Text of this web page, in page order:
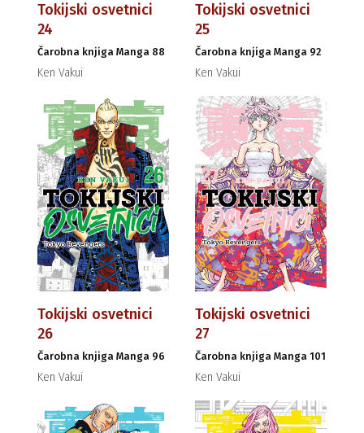
Tokijski osvetnici
24
Čarobna knjiga Manga 88
Ken Vakui
Tokijski osvetnici
25
Čarobna knjiga Manga 92
Ken Vakui
Tokijski osvetnici
26
Čarobna knjiga Manga 96
Ken Vakui
Tokijski osvetnici
27
Čarobna knjiga Manga 101
Ken Vakui